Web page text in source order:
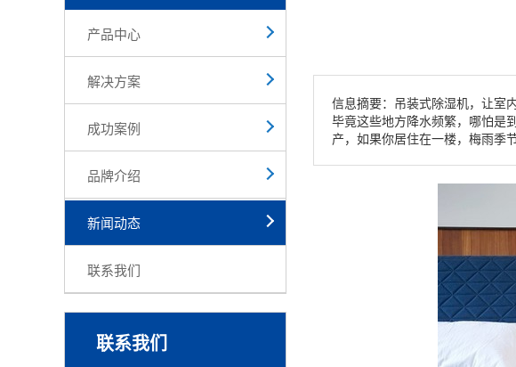
产品中心
解决方案
成功案例
品牌介绍
新闻动态
联系我们
联系我们
信息摘要：吊装式除湿机，让室
毕竟这些地方降水频繁，哪怕是
产，如果你居住在一楼，梅雨季